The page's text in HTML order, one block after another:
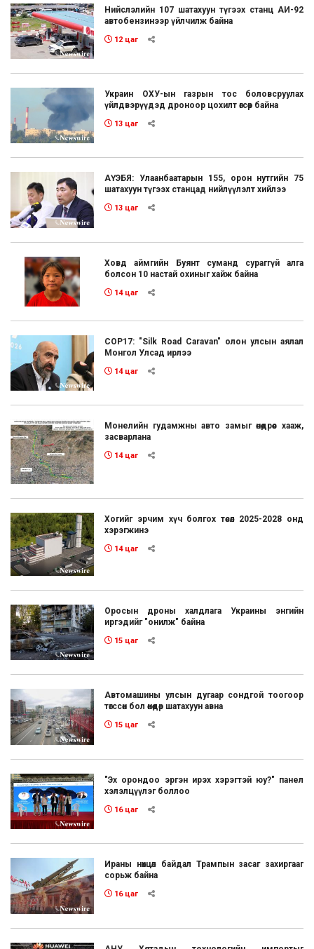
Нийслэлийн 107 шатахуун түгээх станц АИ-92
автобензинээр үйлчилж байна
12 цаг
Украин ОХУ-ын газрын тос боловсруулах
үйлдвэрүүдэд дроноор цохилт өгсөөр байна
13 цаг
АҮЭБЯ: Улаанбаатарын 155, орон нутгийн 75
шатахуун түгээх станцад нийлүүлэлт хийлээ
13 цаг
Ховд аймгийн Буянт суманд сураггүй алга
болсон 10 настай охиныг хайж байна
14 цаг
COP17: "Silk Road Caravan" олон улсын аялал
Монгол Улсад ирлээ
14 цаг
Монелийн гудамжны авто замыг өнөөдрөөс хааж,
засварлана
14 цаг
Хогийг эрчим хүч болгох төсөл 2025-2028 онд
хэрэгжинэ
14 цаг
Оросын дроны халдлага Украины энгийн
иргэдийг "онилж" байна
15 цаг
Автомашины улсын дугаар сондгой тоогоор
төгссөн бол өнөөдөр шатахуун авна
15 цаг
"Эх орондоо эргэн ирэх хэрэгтэй юу?" панел
хэлэлцүүлэг боллоо
16 цаг
Ираны нөхцөл байдал Трампын засаг захиргааг
сорьж байна
16 цаг